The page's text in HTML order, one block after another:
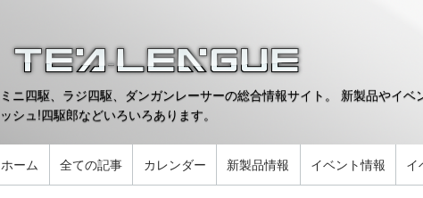
ミニ四駆、ラジ四駆、ダンガンレーサーの総合情報サイト。 新製品やイ
ッシュ!四駆郎などいろいろあります。
ホーム 全ての記事 カレンダー 新製品情報 イベント情報 イ